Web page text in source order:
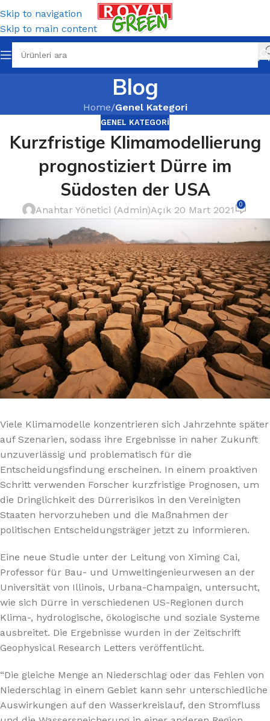
Skip to navigation
Skip to main content
Blog
Home/Genel Kategori
GENEL KATEGORI
Kurzfristige Klimamodellierung
prognostiziert Dürre im
Südosten der USA
Anahtar Yönetici (Admin)Açık 20 Mart 2021 0
Viele Klimamodelle konzentrieren sich Jahrzehnte später
auf Szenarien, sodass ihre Ergebnisse in naher Zukunft
unzuverlässig und problematisch für die
Entscheidungsfindung erscheinen. In einem proaktiven
Schritt verwenden Forscher kurzfristige Prognosen, um
die Dringlichkeit des Dürrerisikos in den Vereinigten
Staaten hervorzuheben und die Maßnahmen der
politischen Entscheidungsträger jetzt zu informieren.
Eine neue Studie unter der Leitung von Ximing Cai,
Professor für Bau- und Umweltingenieurwesen an der
Universität von Illinois, Urbana-Champaign, untersucht,
wie sich Dürre in verschiedenen US-Regionen durch
Klima-, hydrologische, ökologische und soziale Systeme
ausbreitet. Die Ergebnisse wurden in der Zeitschrift
Geophysical Research Letters veröffentlicht.
“Die gleiche Menge an Niederschlag oder das Fehlen von
Niederschlag in einem Gebiet kann sehr unterschiedliche
Auswirkungen auf den Wasserkreislauf, den Stromfluss